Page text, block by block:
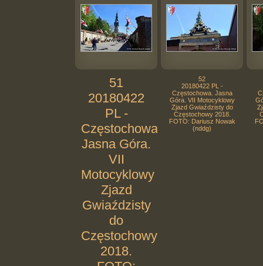
51
20180422
PL -
Częstochowa.
Jasna Góra.
VII
Motocyklowy
Zjazd
Gwiaździsty
do
Częstochowy
2018.
52
20180422 PL -
Częstochowa. Jasna
Góra. VII Motocyklowy
Zjazd Gwiaździsty do
Częstochowy 2018.
FOTO: Dariusz Nowak
(nddg)